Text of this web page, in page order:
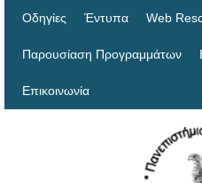
Οδηγίες Έντυπα Web
Παρουσίαση Προγραμμάτων
Επικοινωνία